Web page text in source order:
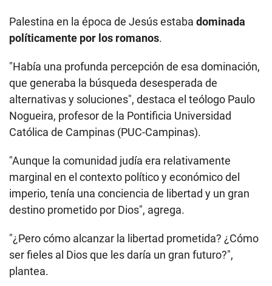
Palestina en la época de Jesús estaba dominada
políticamente por los romanos.
"Había una profunda percepción de esa dominación,
que generaba la búsqueda desesperada de
alternativas y soluciones", destaca el teólogo Paulo
Nogueira, profesor de la Pontificia Universidad
Católica de Campinas (PUC-Campinas).
"Aunque la comunidad judía era relativamente
marginal en el contexto político y económico del
imperio, tenía una conciencia de libertad y un gran
destino prometido por Dios", agrega.
"¿Pero cómo alcanzar la libertad prometida? ¿Cómo
ser fieles al Dios que les daría un gran futuro?",
plantea.